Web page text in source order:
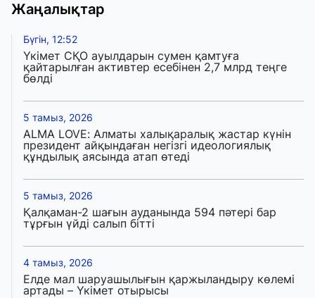
Жаңалықтар
Бүгін, 12:52
Үкімет СҚО ауылдарын сумен қамтуға
қайтарылған активтер есебінен 2,7 млрд теңге
бөлді
5 тамыз, 2026
ALMA LOVE: Алматы халықаралық жастар күнін
президент айқындаған негізгі идеологиялық
құндылық аясында атап өтеді
5 тамыз, 2026
Қалқаман-2 шағын ауданында 594 пәтері бар
тұрғын үйді салып бітті
4 тамыз, 2026
Елде мал шаруашылығын қаржыландыру көлемі
артады – Үкімет отырысы